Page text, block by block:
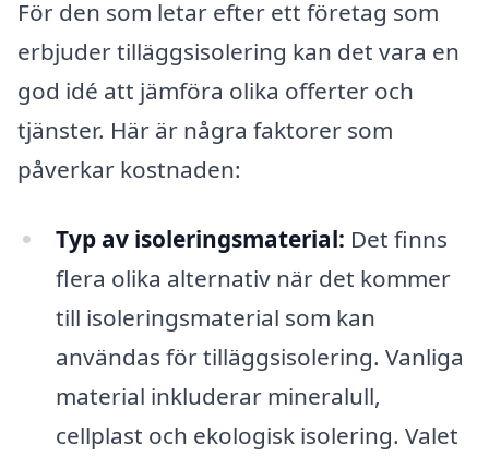
För den som letar efter ett företag som
erbjuder tilläggsisolering kan det vara en
god idé att jämföra olika offerter och
tjänster. Här är några faktorer som
påverkar kostnaden:
Typ av isoleringsmaterial: Det finns
flera olika alternativ när det kommer
till isoleringsmaterial som kan
användas för tilläggsisolering. Vanliga
material inkluderar mineralull,
cellplast och ekologisk isolering. Valet